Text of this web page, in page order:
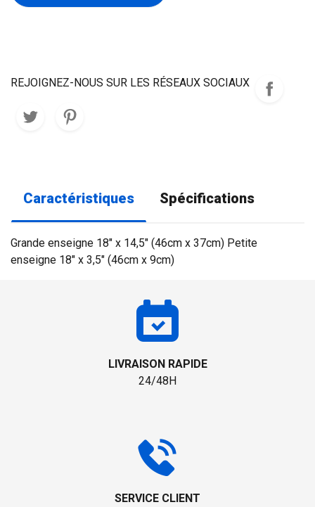
REJOIGNEZ-NOUS SUR LES RÉSEAUX SOCIAUX
Caractéristiques Spécifications
Grande enseigne 18" x 14,5" (46cm x 37cm) Petite
enseigne 18" x 3,5" (46cm x 9cm)
LIVRAISON RAPIDE
24/48H
SERVICE CLIENT